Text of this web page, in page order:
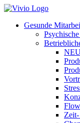
Zum
wechselnGesunde
Zeit-